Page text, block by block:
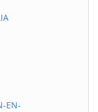
EN-